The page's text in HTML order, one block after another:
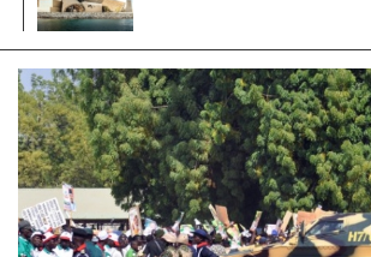
LATIN-AMERIKA
KÖZEL-KELET